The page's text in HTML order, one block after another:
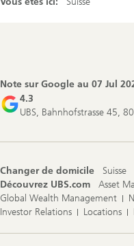
Note sur Google au 07 Jul
4.3
UBS, Bahnhofstrasse 45,
Changer de domicile
Suisse
Découvrez UBS.com
Asset
Global Wealth Management
Investor Relations
Locations